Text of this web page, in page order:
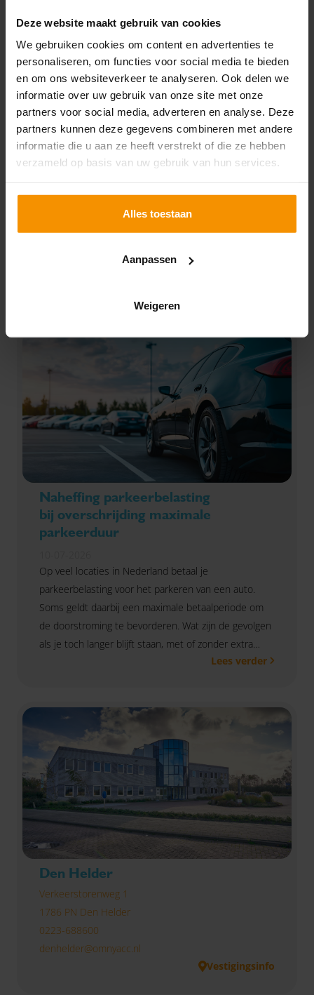
Deze website maakt gebruik van cookies
We gebruiken cookies om content en advertenties te
personaliseren, om functies voor social media te bieden
en om ons websiteverkeer te analyseren. Ook delen we
informatie over uw gebruik van onze site met onze
partners voor social media, adverteren en analyse. Deze
partners kunnen deze gegevens combineren met andere
informatie die u aan ze heeft verstrekt of die ze hebben
verzameld op basis van uw gebruik van hun services.
Alles toestaan
Aanpassen
Weigeren
Balthasar Bekkerwei 90
leeuwarden@omnyacc.nl
Naheffing parkeerbelasting
bij overschrijding maximale
parkeerduur
Op veel locaties in Nederland betaal je
parkeerbelasting voor het parkeren van een auto.
Soms geldt daarbij een maximale betaalperiode om
de doorstroming te bevorderen. Wat zijn de gevolgen
als je toch langer blijft staan, met of zonder extra
Lees verder
Den Helder
Verkeerstorenweg 1
1786 PN Den Helder
0223-688600
denhelder@omnyacc.nl
Vestigingsinfo